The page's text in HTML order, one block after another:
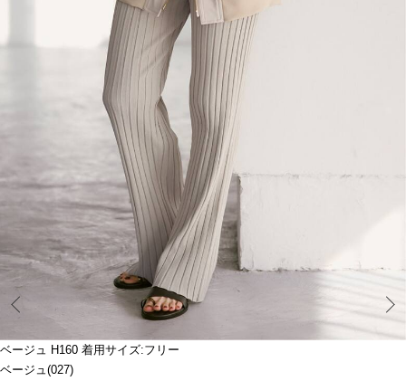
ベージュ H160 着用サイズ:フリー
ベージュ(027)